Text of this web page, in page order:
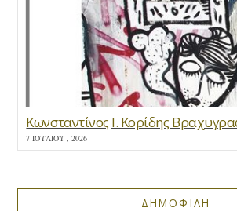
Κωνσταντίνος Ι. Κορίδης
7 ΙΟΥΛΊΟΥ , 2026
ΔΗΜΟΦΙΛΗ